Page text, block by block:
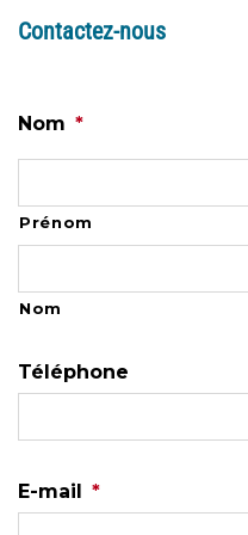
Contactez-nous
Nom *
Prénom
Nom
Téléphone
E-mail *